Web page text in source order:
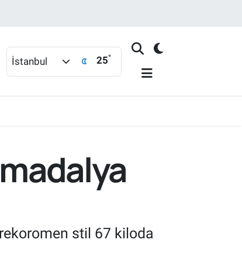
İstanbul 25°
stil 67 kiloda